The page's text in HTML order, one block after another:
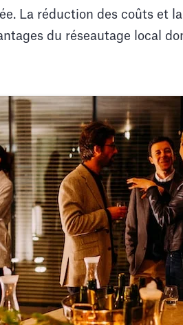
La réduction des coûts et
du réseautage local